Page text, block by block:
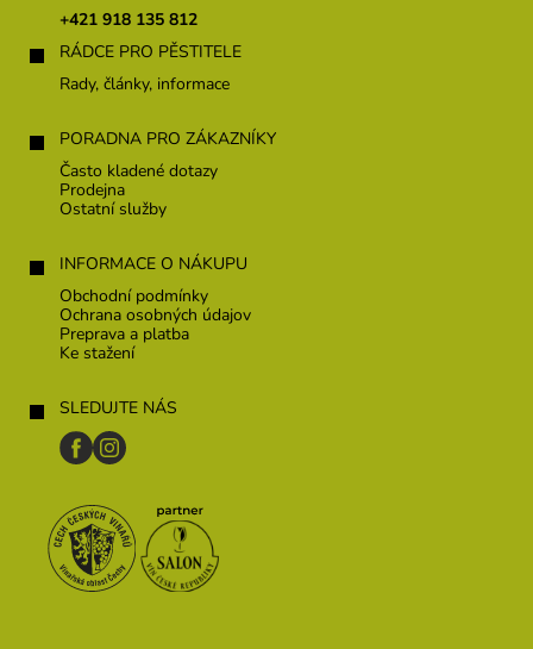
+421 918 135 812
RÁDCE PRO PĚSTITELE
Rady, články, informace
PORADNA PRO ZÁKAZNÍKY
Často kladené dotazy
Prodejna
Ostatní služby
INFORMACE O NÁKUPU
Obchodní podmínky
Ochrana osobných údajov
Preprava a platba
Ke stažení
SLEDUJTE NÁS